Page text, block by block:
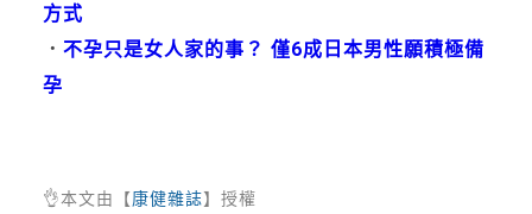
方式
． 不孕只是女人家的事？ 僅6成日本男性願積極備
孕
👌本文由【康健雜誌】授權